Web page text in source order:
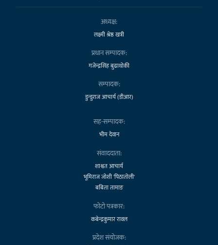
अध्यक्ष:
लक्ष्मी श्रेष्ठ खत्री
प्रधान सम्पादक:
गजेन्द्रसिंह बुढाथोकी
सम्पादक:
डुन्डुराज आचार्य (डीआर)
सह-सम्पादक:
भीम देवान
संवाददाता:
शाश्वत आचार्य
भूमिराज जोशी 'पिठातोली'
बबिता तामाङ
फोटो पत्रकार:
कबेन्द्रकुमार रावल
प्रदेश संयोजक: